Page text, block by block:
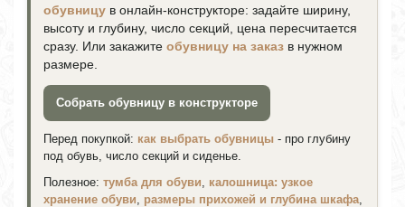
обувницу в онлайн-конструкторе: задайте ширину,
высоту и глубину, число секций, цена пересчитается
сразу. Или закажите обувницу на заказ в нужном
размере.
Собрать обувницу в конструкторе
Перед покупкой: как выбрать обувницы - про глубину
под обувь, число секций и сиденье.
Полезное: тумба для обуви, калошница: узкое
хранение обуви, размеры прихожей и глубина шкафа,